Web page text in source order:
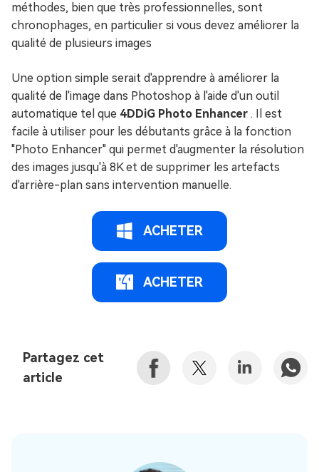
méthodes, bien que très professionnelles, sont
chronophages, en particulier si vous devez améliorer la
qualité de plusieurs images
Une option simple serait d'apprendre à améliorer la
qualité de l'image dans Photoshop à l'aide d'un outil
automatique tel que 4DDiG Photo Enhancer . Il est
facile à utiliser pour les débutants grâce à la fonction
"Photo Enhancer" qui permet d'augmenter la résolution
des images jusqu'à 8K et de supprimer les artefacts
d'arrière-plan sans intervention manuelle.
ACHETER
ACHETER
Partagez cet
article